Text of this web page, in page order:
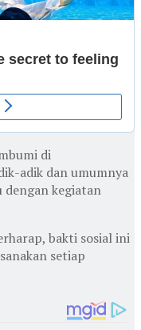
di
adik dan umumnya
kegiatan
bakti sosial ini
setiap